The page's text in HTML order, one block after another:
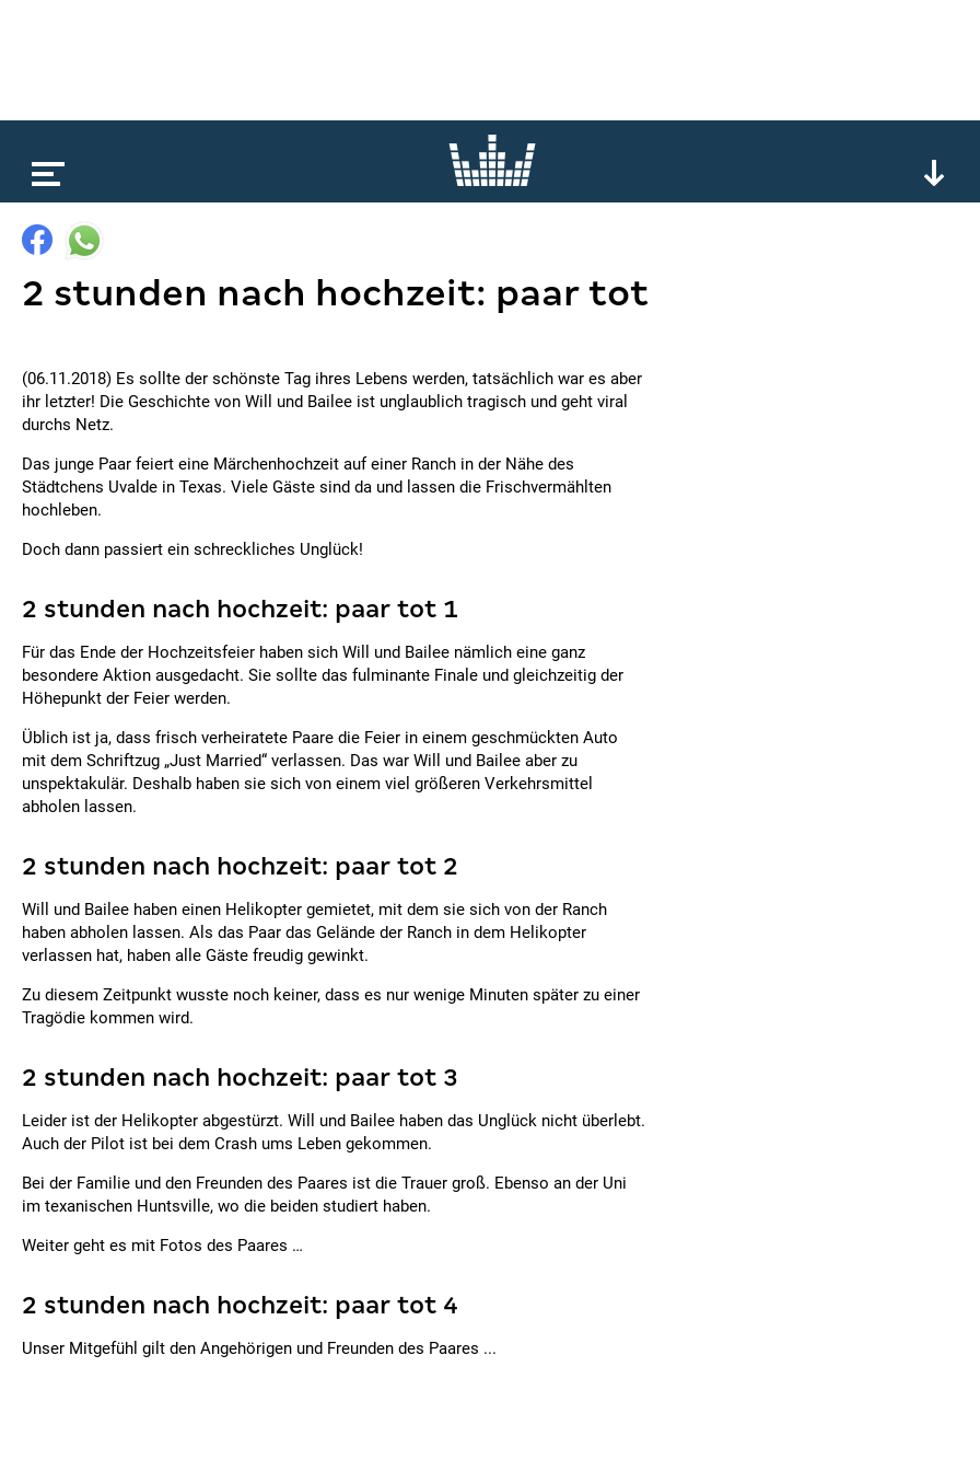
2 stunden nach hochzeit: paar tot
(06.11.2018) Es sollte der schönste Tag ihres Lebens werden, tatsächlich war es aber
ihr letzter! Die Geschichte von Will und Bailee ist unglaublich tragisch und geht viral
durchs Netz.
Das junge Paar feiert eine Märchenhochzeit auf einer Ranch in der Nähe des
Städtchens Uvalde in Texas. Viele Gäste sind da und lassen die Frischvermählten
hochleben.
Doch dann passiert ein schreckliches Unglück!
2 stunden nach hochzeit: paar tot 1
Für das Ende der Hochzeitsfeier haben sich Will und Bailee nämlich eine ganz
besondere Aktion ausgedacht. Sie sollte das fulminante Finale und gleichzeitig der
Höhepunkt der Feier werden.
Üblich ist ja, dass frisch verheiratete Paare die Feier in einem geschmückten Auto
mit dem Schriftzug „Just Married“ verlassen. Das war Will und Bailee aber zu
unspektakulär. Deshalb haben sie sich von einem viel größeren Verkehrsmittel
abholen lassen.
2 stunden nach hochzeit: paar tot 2
Will und Bailee haben einen Helikopter gemietet, mit dem sie sich von der Ranch
haben abholen lassen. Als das Paar das Gelände der Ranch in dem Helikopter
verlassen hat, haben alle Gäste freudig gewinkt.
Zu diesem Zeitpunkt wusste noch keiner, dass es nur wenige Minuten später zu einer
Tragödie kommen wird.
2 stunden nach hochzeit: paar tot 3
Leider ist der Helikopter abgestürzt. Will und Bailee haben das Unglück nicht überlebt.
Auch der Pilot ist bei dem Crash ums Leben gekommen.
Bei der Familie und den Freunden des Paares ist die Trauer groß. Ebenso an der Uni
im texanischen Huntsville, wo die beiden studiert haben.
Weiter geht es mit Fotos des Paares …
2 stunden nach hochzeit: paar tot 4
Unser Mitgefühl gilt den Angehörigen und Freunden des Paares ...